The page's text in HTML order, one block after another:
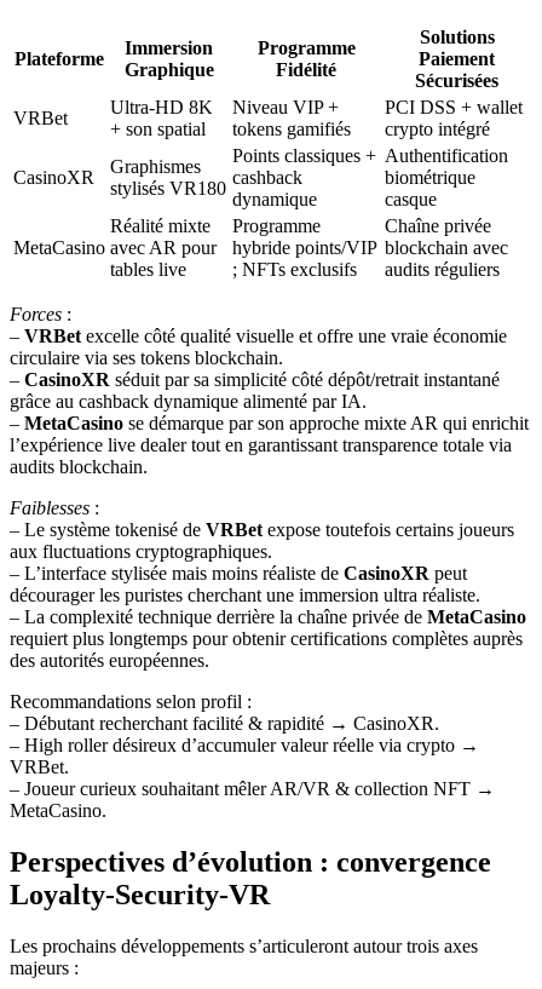
Plateforme
Immersion
Graphique
Programme
Fidélité
Solutions
Paiement
Sécurisées
VRBet
Ultra‑HD 8K
+ son spatial
Niveau VIP +
tokens gamifiés
PCI DSS + wallet
crypto intégré
CasinoXR
Graphismes
stylisés VR180
Points classiques +
cashback
dynamique
Authentification
biométrique
casque
MetaCasino
Réalité mixte
avec AR pour
tables live
Programme
hybride points/VIP
; NFTs exclusifs
Chaîne privée
blockchain avec
audits réguliers
Forces :
– VRBet excelle côté qualité visuelle et offre une vraie économie
circulaire via ses tokens blockchain.
– CasinoXR séduit par sa simplicité côté dépôt/retrait instantané
grâce au cashback dynamique alimenté par IA.
– MetaCasino se démarque par son approche mixte AR qui enrichit
l’expérience live dealer tout en garantissant transparence totale via
audits blockchain.
Faiblesses :
– Le système tokenisé de VRBet expose toutefois certains joueurs
aux fluctuations cryptographiques.
– L’interface stylisée mais moins réaliste de CasinoXR peut
décourager les puristes cherchant une immersion ultra réaliste.
– La complexité technique derrière la chaîne privée de MetaCasino
requiert plus longtemps pour obtenir certifications complètes auprès
des autorités européennes.
Recommandations selon profil :
– Débutant recherchant facilité & rapidité → CasinoXR.
– High roller désireux d’accumuler valeur réelle via crypto →
VRBet.
– Joueur curieux souhaitant mêler AR/VR & collection NFT →
MetaCasino.
Perspectives d’évolution : convergence
Loyalty‑Security‑VR
Les prochains développements s’articuleront autour trois axes
majeurs :